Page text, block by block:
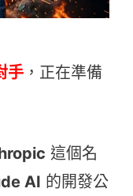
手 ，正在準備
這個名
AI 的開發公